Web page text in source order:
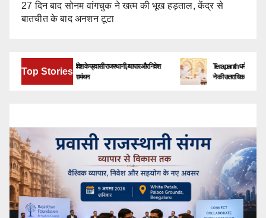
27 दिन बाद सोनम वांगचुक ने खत्म की भूख हड़ताल, केंद्र से
बातचीत के बाद अनशन टूटा
Top Stories
बेंगलूरु में जुटेंगे देश-विदेश के प्रवासी राजस्थानी, व्यापार और निवेश
के नए अवसरों पर होगा मंथन
Terapanth धर्मसंघ को मिला नया
ने की उत्तराधिकारी की घोषणा